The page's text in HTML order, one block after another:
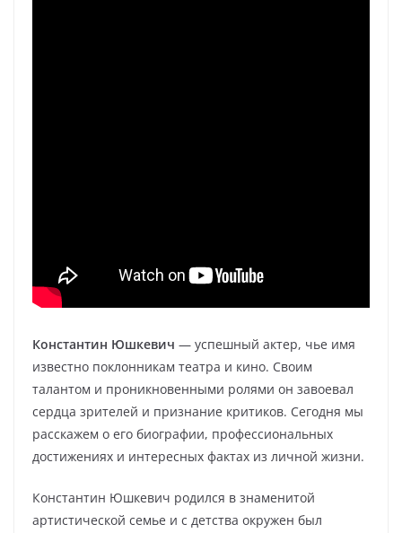
Константин Юшкевич — успешный актер, чье имя
известно поклонникам театра и кино. Своим
талантом и проникновенными ролями он завоевал
сердца зрителей и признание критиков. Сегодня мы
расскажем о его биографии, профессиональных
достижениях и интересных фактах из личной жизни.
Константин Юшкевич родился в знаменитой
артистической семье и с детства окружен был